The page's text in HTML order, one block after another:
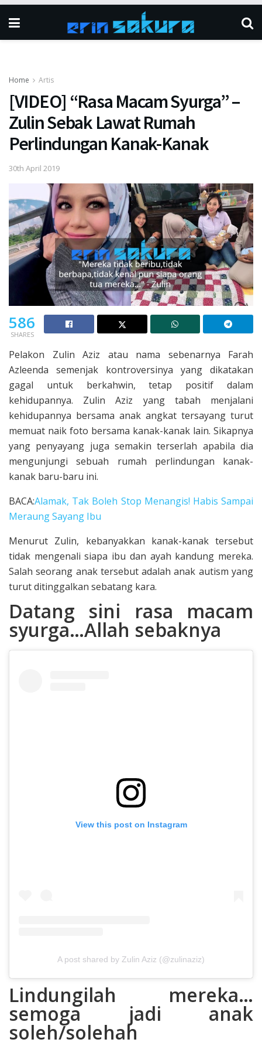
Home Artis
[VIDEO] “Rasa Macam Syurga” –
Zulin Sebak Lawat Rumah
Perlindungan Kanak-Kanak
30th April 2019
586
SHARES
Pelakon Zulin Aziz atau nama sebenarnya Farah
Azleenda semenjak kontroversinya yang dikatakan
gagal untuk berkahwin, tetap positif dalam
kehidupannya. Zulin Aziz yang tabah menjalani
kehidupannya bersama anak angkat tersayang turut
memuat naik foto bersama kanak-kanak lain. Sikapnya
yang penyayang juga semakin terserlah apabila dia
mengunjungi sebuah rumah perlindungan kanak-
kanak baru-baru ini.
BACA:Alamak, Tak Boleh Stop Menangis! Habis Sampai
Meraung Sayang Ibu
Menurut Zulin, kebanyakkan kanak-kanak tersebut
tidak mengenali siapa ibu dan ayah kandung mereka.
Salah seorang anak tersebut adalah anak autism yang
turut ditinggalkan sebatang kara.
Datang sini rasa macam
syurga…Allah sebaknya
View this post on Instagram
A post shared by Zulin Aziz (@zulinaziz)
Lindungilah mereka…
semoga jadi anak
soleh/solehah